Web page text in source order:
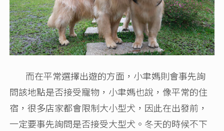
而在平常選擇出遊的方面，小聿媽則會事先詢
問該地點是否接受寵物，小聿媽也說，像平常的住
宿，很多店家都會限制大小型犬，因此在出發前，
一定要事先詢問是否接受大型犬。冬天的時候不下